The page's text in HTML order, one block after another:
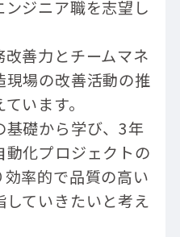
ジニア職を志望し
善力とチームマネ
現場の改善活動の推
います。
基礎から学び、3年
化プロジェクトの
率的で品質の高い
ていきたいと考え